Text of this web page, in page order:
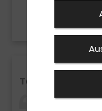
Tolles